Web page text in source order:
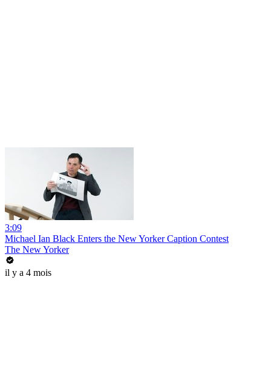
3:09
Michael Ian Black Enters the New Yorker Caption Contest
The New Yorker
il y a 4 mois